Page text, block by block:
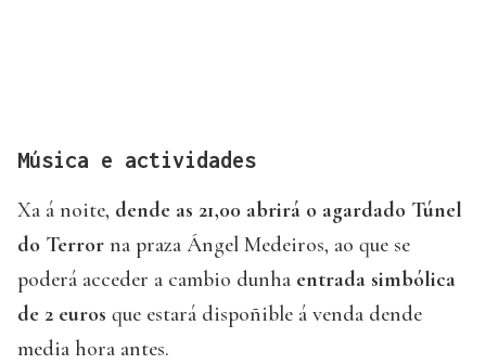
Música e actividades
Xa á noite, dende as 21,00 abrirá o agardado Túnel
do Terror na praza Ángel Medeiros, ao que se
poderá acceder a cambio dunha entrada simbólica
de 2 euros que estará dispoñible á venda dende
media hora antes.